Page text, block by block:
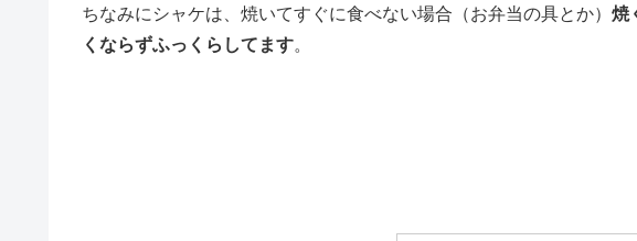
ちなみにシャケは、焼いてすぐに食べない場合（お弁当の具とか） 焼
くならずふっくらしてます。